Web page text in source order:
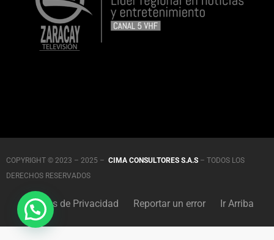
COPYRIGHT © 2023 – 2025 – CIMA CONSULTORES S.A.S – TODOS LOS
DERECHOS RESERVADOS
Políticas de Privacidad Reportar un error Ir Arriba